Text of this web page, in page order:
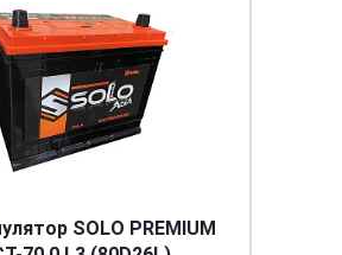
SOLO PREMIUM